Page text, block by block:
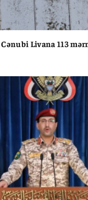
Livana 113